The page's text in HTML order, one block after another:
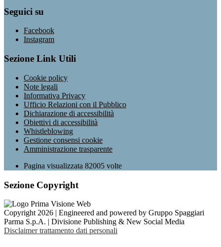
Seguici su
Facebook
Instagram
Sezione Link Utili
Cookie policy
Note legali
Informativa Privacy
Ufficio Relazioni con il Pubblico
Dichiarazione di accessibilità
Obiettivi di accessibilità
Whistleblowing
Gestione consensi cookie
Amministrazione trasparente
Pagina visualizzata 82005 volte
Sezione Copyright
Copyright 2026 | Engineered and powered by Gruppo Spaggiari
Parma S.p.A. | Divisione Publishing & New Social Media
Disclaimer trattamento dati personali